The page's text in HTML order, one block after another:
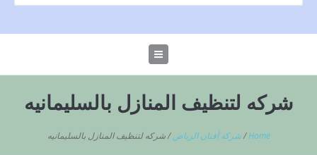
شركه لتنظيف المنازل بالسليمانيه
Home
/شركة أفنان الرياض /شركه لتنظيف المنازل بالسليمانيه